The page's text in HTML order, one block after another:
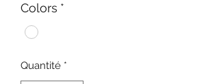
Colors *
Quantité *